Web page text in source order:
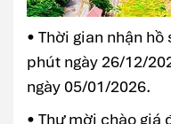
• Thời gian nhận
phút ngày 26/12/
ngày 05/01/2026.
• Thư mời chào giá